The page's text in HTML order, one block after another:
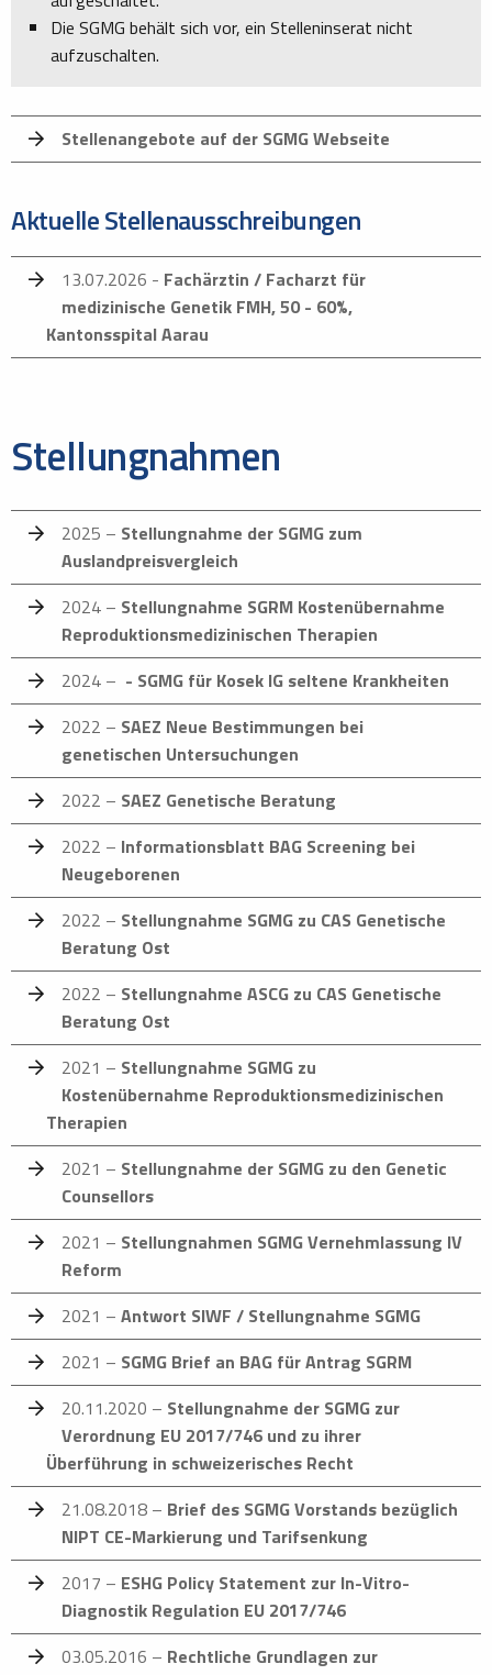
Die SGMG behält sich vor, ein Stelleninserat nicht
aufzuschalten.
Stellenangebote auf der SGMG Webseite
Aktuelle Stellenausschreibungen
13.07.2026 - Fachärztin / Facharzt für
medizinische Genetik FMH, 50 - 60%,
Kantonsspital Aarau
Stellungnahmen
2025 – Stellungnahme der SGMG zum
Auslandpreisvergleich
2024 – Stellungnahme SGRM Kostenübernahme
Reproduktionsmedizinischen Therapien
2024 – - SGMG für Kosek IG seltene Krankheiten
2022 – SAEZ Neue Bestimmungen bei
genetischen Untersuchungen
2022 – SAEZ Genetische Beratung
2022 – Informationsblatt BAG Screening bei
Neugeborenen
2022 – Stellungnahme SGMG zu CAS Genetische
Beratung Ost
2022 – Stellungnahme ASCG zu CAS Genetische
Beratung Ost
2021 – Stellungnahme SGMG zu
Kostenübernahme Reproduktionsmedizinischen
Therapien
2021 – Stellungnahme der SGMG zu den Genetic
Counsellors
2021 – Stellungnahmen SGMG Vernehmlassung IV
Reform
2021 – Antwort SIWF / Stellungnahme SGMG
2021 – SGMG Brief an BAG für Antrag SGRM
20.11.2020 – Stellungnahme der SGMG zur
Verordnung EU 2017/746 und zu ihrer
Überführung in schweizerisches Recht
21.08.2018 – Brief des SGMG Vorstands bezüglich
NIPT CE-Markierung und Tarifsenkung
2017 – ESHG Policy Statement zur In-Vitro-
Diagnostik Regulation EU 2017/746
03.05.2016 – Rechtliche Grundlagen zur